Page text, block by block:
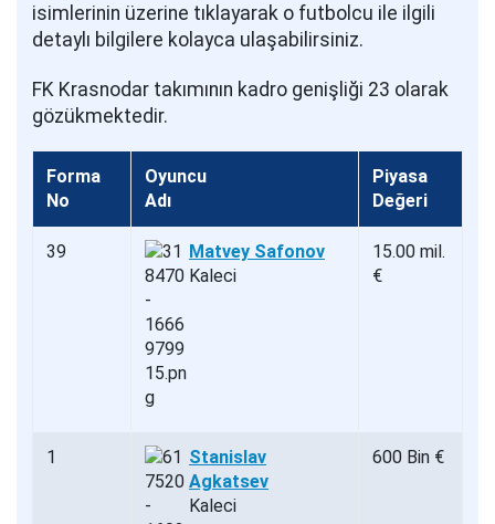
isimlerinin üzerine tıklayarak o futbolcu ile ilgili
detaylı bilgilere kolayca ulaşabilirsiniz.
FK Krasnodar takımının kadro genişliği 23 olarak
gözükmektedir.
Forma
No
Oyuncu
Adı
Piyasa
Değeri
39
Matvey Safonov
Kaleci
15.00 mil.
€
1
Stanislav
Agkatsev
Kaleci
600 Bin €